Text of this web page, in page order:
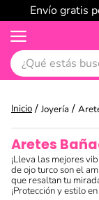
Envío gratis
¿Qué estás
Joyería
Aretes
¡Lleva las mejores
de ojo turco son el
que resaltan tu
¡Protección y estilo